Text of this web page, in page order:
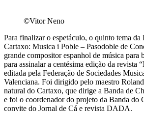
©Vitor Neno
Para finalizar o espetáculo, o quinto tema
Cartaxo: Musica i Poble – Pasodoble de
grande compositor espanhol de música para
para assinalar a centésima edição da revista
editada pela Federação de Sociedades
Valenciana. Foi dirigido pelo maestro
natural do Cartaxo, que dirige a Banda de
e foi o coordenador do projeto da Banda do
convite do Jornal de Cá e revista DADA.